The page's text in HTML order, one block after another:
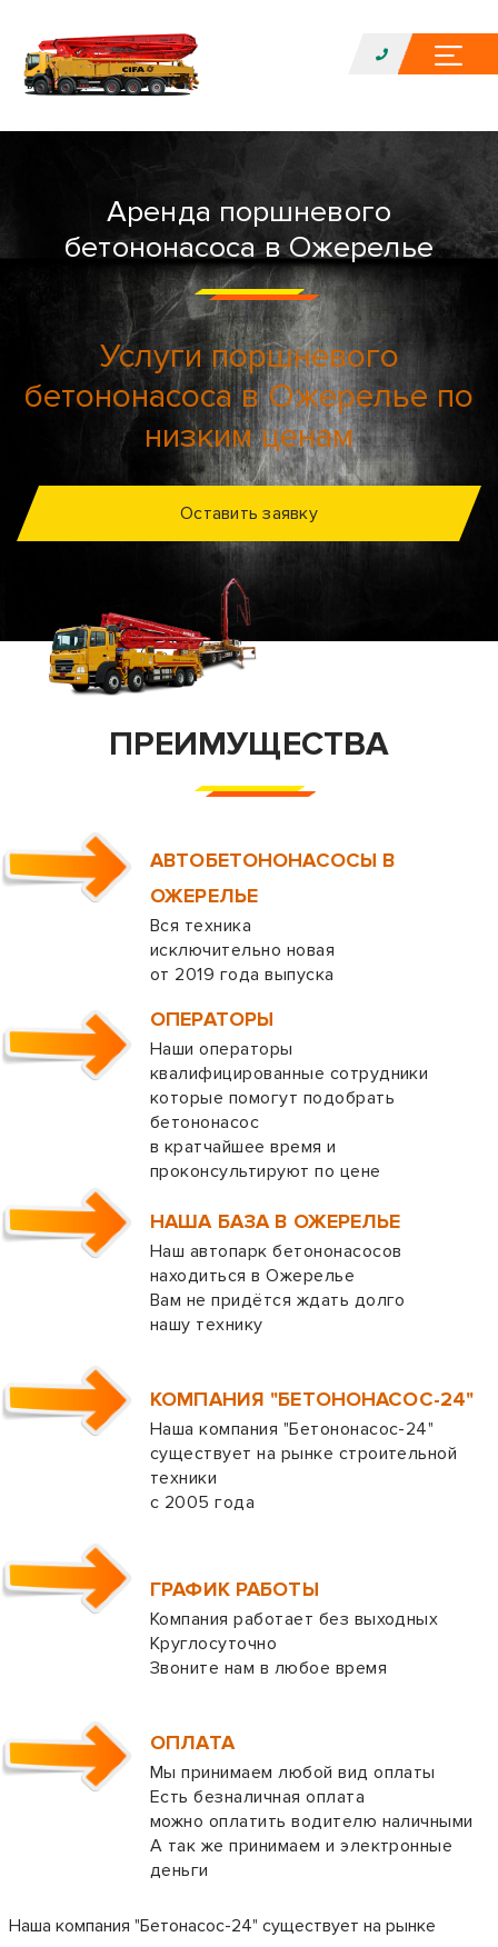
Аренда поршневого
бетононасоса в Ожерелье
Услуги поршневого
бетононасоса в Ожерелье по
низким ценам
Оставить заявку
ПРЕИМУЩЕСТВА
АВТОБЕТОНОНАСОСЫ В
ОЖЕРЕЛЬЕ
Вся техника
исключительно новая
от 2019 года выпуска
ОПЕРАТОРЫ
Наши операторы
квалифицированные сотрудники
которые помогут подобрать
бетононасос
в кратчайшее время и
проконсультируют по цене
НАША БАЗА В ОЖЕРЕЛЬЕ
Наш автопарк бетононасосов
находиться в Ожерелье
Вам не придётся ждать долго
нашу технику
КОМПАНИЯ "БЕТОНОНАСОС-24"
Наша компания "Бетононасос-24"
существует на рынке строительной
техники
с 2005 года
ГРАФИК РАБОТЫ
Компания работает без выходных
Круглосуточно
Звоните нам в любое время
ОПЛАТА
Мы принимаем любой вид оплаты
Есть безналичная оплата
можно оплатить водителю наличными
А так же принимаем и электронные
деньги
Наша компания "Бетонасос-24" существует на рынке